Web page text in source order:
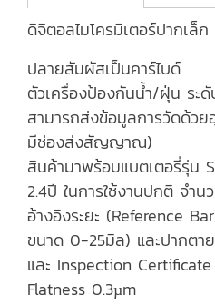
ดิจิตอลไมโครมิเตอร์ปากเล็
ปลายสัมผัสเป็นคาร์ไบด์
ตัวเครื่องป้องกันน้ำ/ฝุ่น ระดั
สามารถส่งข้อมูลการวัดด้ว
มีช่องส่งสัญญาณ)
สินค้ามาพร้อมแบตเตอรี่รุ่น
2.4ปี ในการใช้งานปกติ จำ
อ้างอิงระยะ (Reference
ขนาด 0-25มิล) และปากตา
และ Inspection Certificate
Flatness 0.3µm